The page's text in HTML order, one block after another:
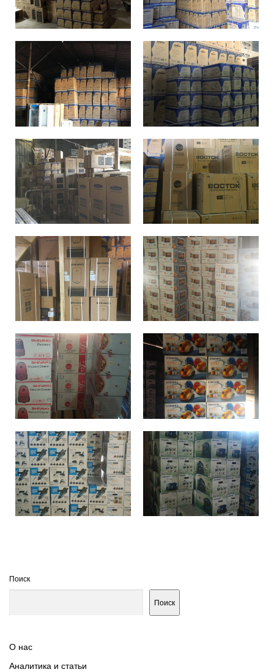
Поиск
Поиск
О нас
Аналитика и статьи